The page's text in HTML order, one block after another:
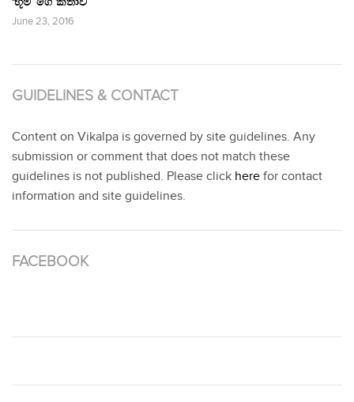
June 23, 2016
GUIDELINES & CONTACT
Content on Vikalpa is governed by site guidelines. Any
submission or comment that does not match these
guidelines is not published. Please click here for contact
information and site guidelines.
FACEBOOK